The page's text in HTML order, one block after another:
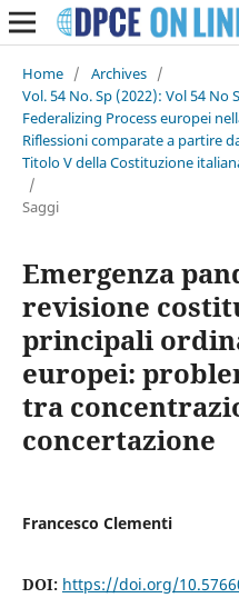
Home / Archives /
Vol. 54 No. Sp (2022): Vol 54 No
Federalizing Process europei
Riflessioni comparate a partire
Titolo V della Costituzione
/
Saggi
Emergenza
revisione
principali
europei:
tra
concertazione
Francesco Clementi
DOI: https://doi.org/